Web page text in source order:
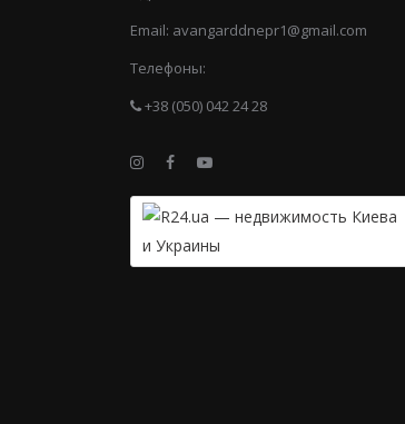
Email: avangarddnepr1@gmail.com
Телефоны:
+38 (050) 042 24 28